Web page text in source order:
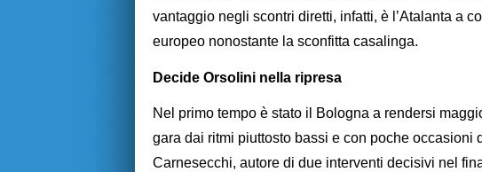
vantaggio negli scontri diretti, infatti, è l’Atalanta a
europeo nonostante la sconfitta casalinga.
Decide Orsolini nella ripresa
Nel primo tempo è stato il Bologna a rendersi
gara dai ritmi piuttosto bassi e con poche occasioni
Carnesecchi, autore di due interventi decisivi nel